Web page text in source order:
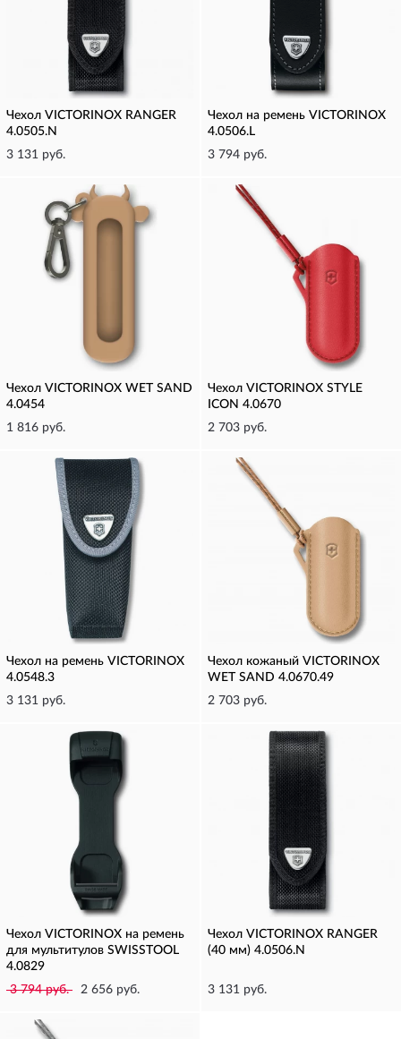
Чехол VICTORINOX RANGER
4.0505.N
3 131 руб.
Чехол на ремень VICTORINOX
4.0506.L
3 794 руб.
Чехол VICTORINOX WET SAND
4.0454
1 816 руб.
Чехол VICTORINOX STYLE
ICON 4.0670
2 703 руб.
Чехол на ремень VICTORINOX
4.0548.3
3 131 руб.
Чехол кожаный VICTORINOX
WET SAND 4.0670.49
2 703 руб.
Чехол VICTORINOX на ремень
для мультитулов SWISSTOOL
4.0829
3 794 руб.
2 656 руб.
Чехол VICTORINOX RANGER
(40 мм) 4.0506.N
3 131 руб.